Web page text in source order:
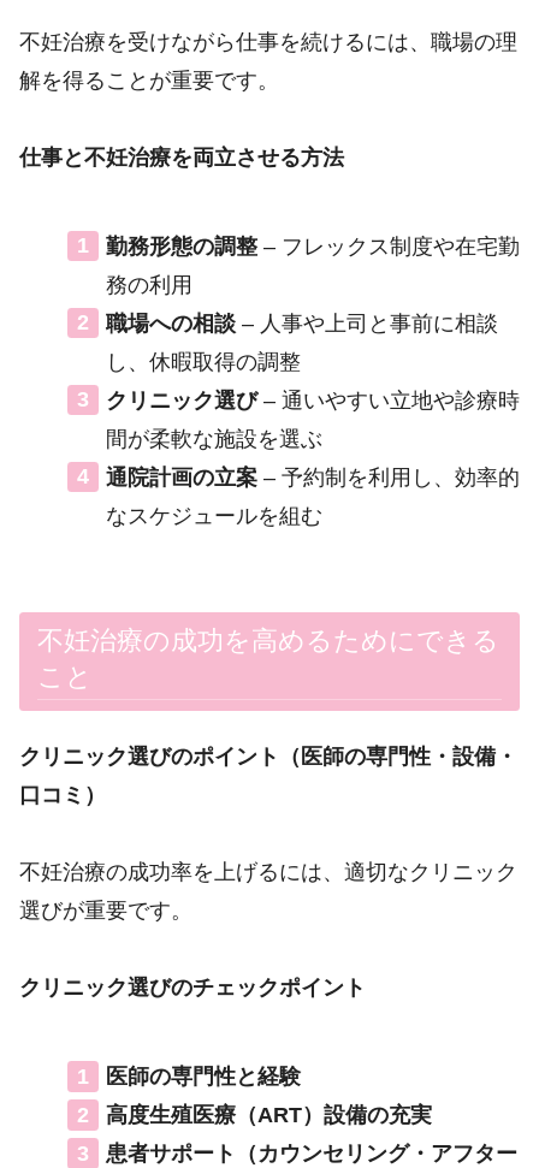
不妊治療を受けながら仕事を続けるには、職場の理
解を得ることが重要です。
仕事と不妊治療を両立させる方法
勤務形態の調整– フレックス制度や在宅勤
務の利用
職場への相談– 人事や上司と事前に相談
し、休暇取得の調整
クリニック選び– 通いやすい立地や診療時
間が柔軟な施設を選ぶ
通院計画の立案– 予約制を利用し、効率的
なスケジュールを組む
不妊治療の成功を高めるためにできる
こと
クリニック選びのポイント（医師の専門性・設備・
口コミ）
不妊治療の成功率を上げるには、適切なクリニック
選びが重要です。
クリニック選びのチェックポイント
医師の専門性と経験
高度生殖医療（ART）設備の充実
患者サポート（カウンセリング・アフター